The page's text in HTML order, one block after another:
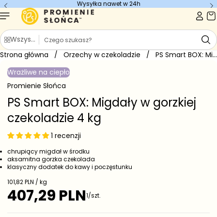
treści
Wysyłka nawet w 24h
Wszystkie kategorie
S
z
u
a
j
Strona główna / Orzechy w czekoladzie / PS Smart BOX: Migdały w...
Przejdź do
o
produkcie
Wrażliwe na ciepło
Promienie Słońca
PS Smart BOX: Migdały w gorzkiej
czekoladzie 4 kg
1 recenzji
chrupiący migdał w środku
aksamitna gorzka czekolada
klasyczny dodatek do kawy i poczęstunku
C
n
j
101,82 PLN / kg
C
n
407,29 PLN1/szt.